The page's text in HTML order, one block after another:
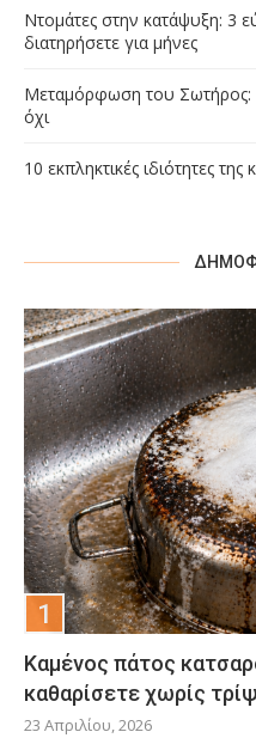
Ντομάτες στην κατάψυξη: 3
διατηρήσετε για μήνες
Μεταμόρφωση του Σωτήρος:
όχι
10 εκπληκτικές ιδιότητες
Καμένος πάτος
καθαρίσετε χωρίς
23 Απριλίου, 2026